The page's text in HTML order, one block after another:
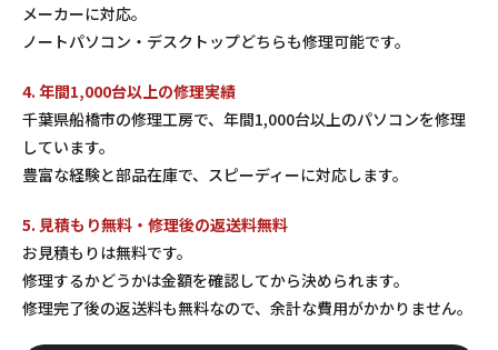
メーカーに対応。
ノートパソコン・デスクトップどちらも修理可能です。
4. 年間1,000台以上の修理実績
千葉県船橋市の修理工房で、年間1,000台以上のパソコンを修理
しています。
豊富な経験と部品在庫で、スピーディーに対応します。
5. 見積もり無料・修理後の返送料無料
お見積もりは無料です。
修理するかどうかは金額を確認してから決められます。
修理完了後の返送料も無料なので、余計な費用がかかりません。